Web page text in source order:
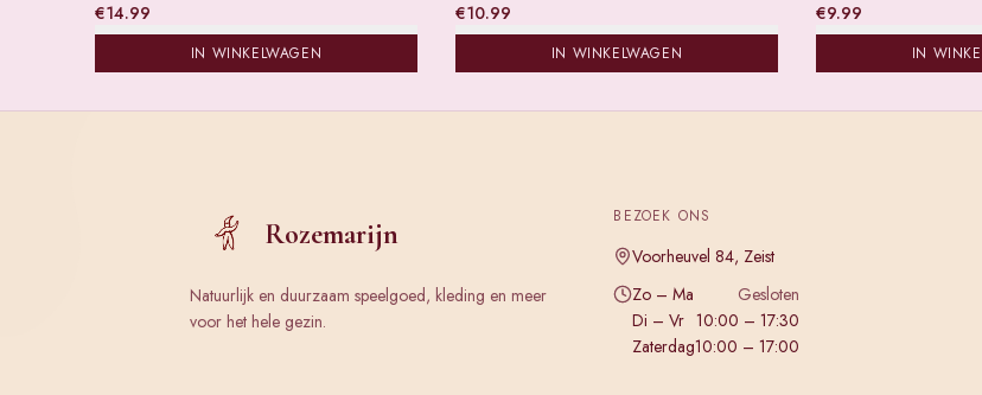
€14.99
IN WINKELWAGEN
€10.99
IN WINKELWAGEN
€9.99
IN
Rozemarijn
Natuurlijk en duurzaam speelgoed, kleding en meer
voor het hele gezin.
BEZOEK ONS
Voorheuvel 84, Zeist
Zo – Ma
Gesloten
Di – Vr 10:00 – 17:30
Zaterdag10:00 – 17:00